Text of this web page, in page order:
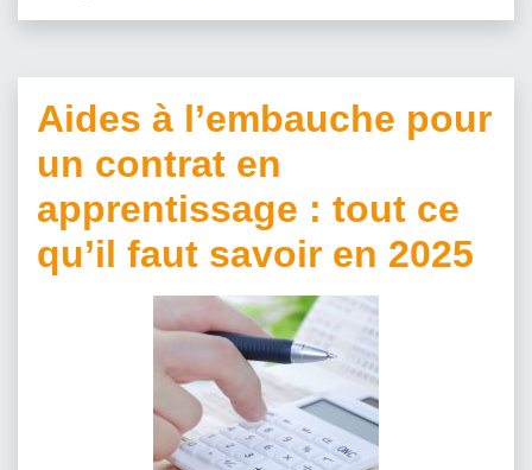
Aides à l’embauche pour
un contrat en
apprentissage : tout ce
qu’il faut savoir en 2025